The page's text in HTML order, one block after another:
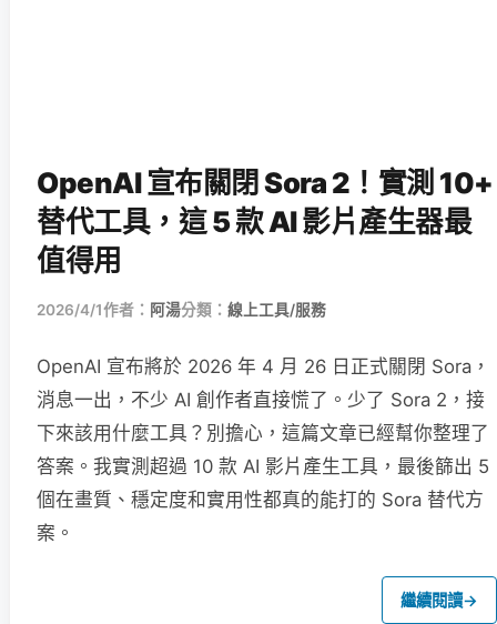
OpenAI 宣布關閉 Sora 2！實測 10+
替代工具，這 5 款 AI 影片產生器最
值得用
2026/4/1作者： 阿湯分類： 線上工具/服務
OpenAI 宣布將於 2026 年 4 月 26 日正式關閉 Sora，
消息一出，不少 AI 創作者直接慌了。少了 Sora 2，接
下來該用什麼工具？別擔心，這篇文章已經幫你整理了
答案。我實測超過 10 款 AI 影片產生工具，最後篩出 5
個在畫質、穩定度和實用性都真的能打的 Sora 替代方
案。
繼續閱讀→